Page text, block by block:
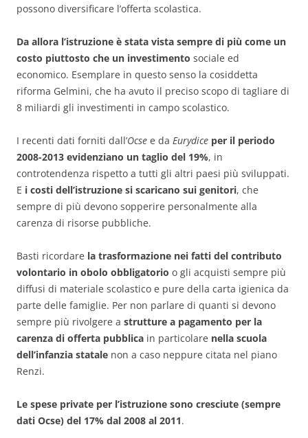
possono diversificare l’offerta scolastica.
Da allora l’istruzione è stata vista sempre di più come un
costo piuttosto che un investimento sociale ed
economico. Esemplare in questo senso la cosiddetta
riforma Gelmini, che ha avuto il preciso scopo di tagliare di
8 miliardi gli investimenti in campo scolastico.
I recenti dati forniti dall’Ocse e da Eurydice per il periodo
2008-2013 evidenziano un taglio del 19%, in
controtendenza rispetto a tutti gli altri paesi più sviluppati.
E i costi dell’istruzione si scaricano sui genitori, che
sempre di più devono sopperire personalmente alla
carenza di risorse pubbliche.
Basti ricordare la trasformazione nei fatti del contributo
volontario in obolo obbligatorio o gli acquisti sempre più
diffusi di materiale scolastico e pure della carta igienica da
parte delle famiglie. Per non parlare di quanti si devono
sempre più rivolgere a strutture a pagamento per la
carenza di offerta pubblica in particolare nella scuola
dell’infanzia statale non a caso neppure citata nel piano
Renzi.
Le spese private per l’istruzione sono cresciute (sempre
dati Ocse) del 17% dal 2008 al 2011.